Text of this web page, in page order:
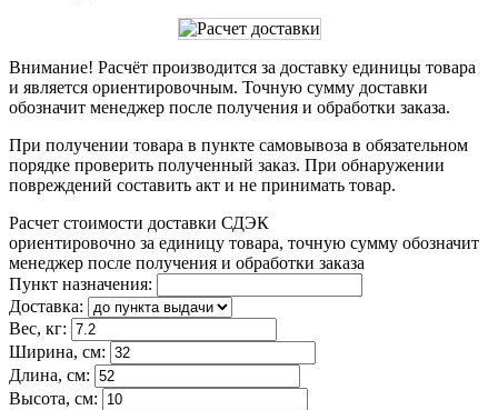
Внимание! Расчёт производится за доставку единицы товара
и является ориентировочным. Точную сумму доставки
обозначит менеджер после получения и обработки заказа.
При получении товара в пункте самовывоза в обязательном
порядке проверить полученный заказ. При обнаружении
повреждений составить акт и не принимать товар.
Расчет стоимости доставки СДЭК
ориентировочно за единицу товара, точную сумму обозначит
менеджер после получения и обработки заказа
Пункт назначения:
Доставка:
Вес, кг:
Ширина, см:
Длина, см:
Высота, см: